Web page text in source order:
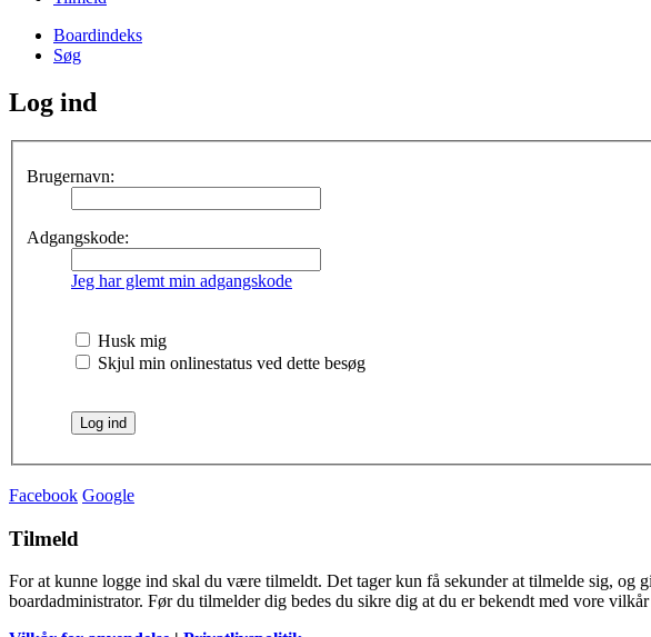
Boardindeks
Søg
Log ind
Brugernavn:
Adgangskode:
Jeg har glemt min adgangskode
Husk mig
Skjul min onlinestatus ved dette besøg
Facebook Google
Tilmeld
For at kunne logge ind skal du være tilmeldt. Det tager kun få sekunder at tilmelde sig, og
boardadministrator. Før du tilmelder dig bedes du sikre dig at du er bekendt med vore